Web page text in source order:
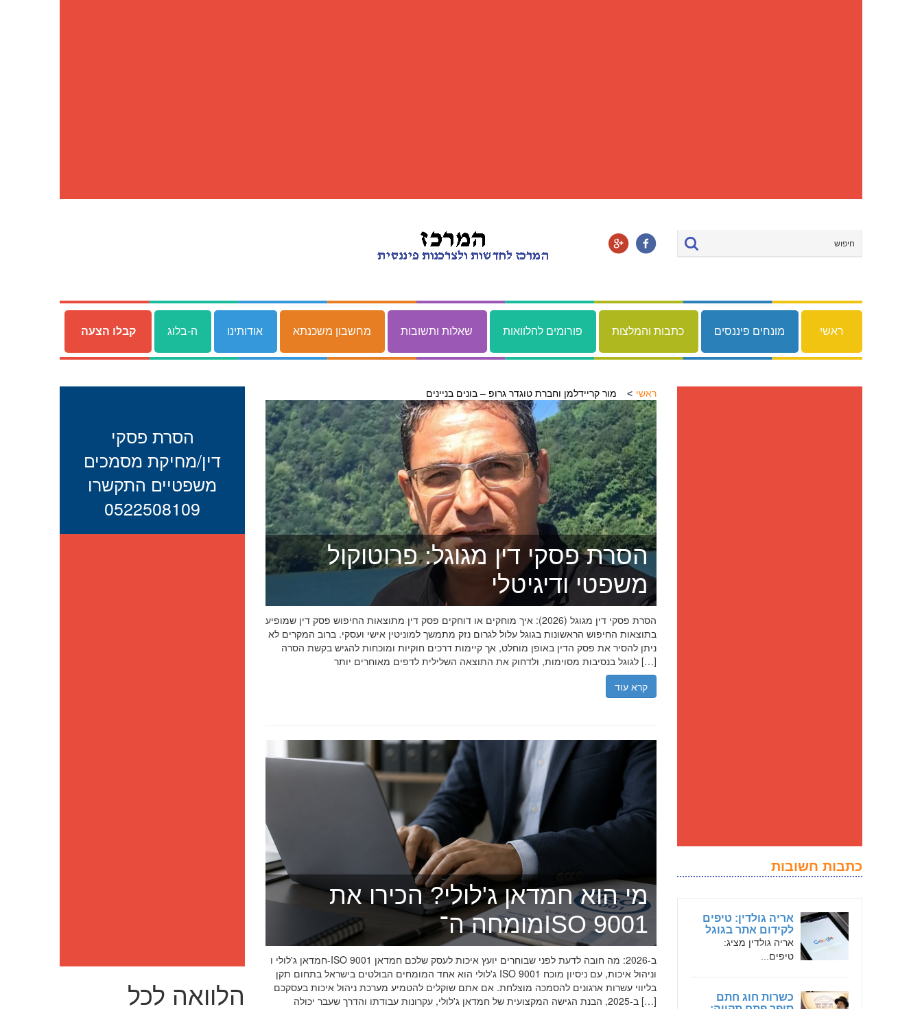
ראשי מונחים פיננסים כתבות והמלצות פורומים להלוואות שאלות ותשובות מחשבון משכנתא אודותינו ה-בלוג קבלו הצעה
כתבות חשובות
אריה גולדין: טיפים
לקידום אתר בגוגל
אריה גולדין מציג:
טיפים...
כשרות חוג חתם
ראשי מור קריידלמן וחברת טוגדר גרופ – בונים בניינים
הסרת פסקי דין מגוגל: פרוטוקול
משפטי ודיגיטלי
הסרת פסקי דין מגוגל (2026): איך מוחקים או דוחקים פסק דין מתוצאות החיפוש פסק דין שמופיע
בתוצאות החיפוש הראשונות בגוגל עלול לגרום נזק מתמשך למוניטין אישי ועסקי. ברוב המקרים לא
ניתן להסיר את פסק הדין באופן מוחלט, אך קיימות דרכים חוקיות ומוכחות להגיש בקשת הסרה
לגוגל בנסיבות מסוימות, ולדחוק את התוצאה השלילית לדפים מאוחרים יותר […]
קרא עוד
מי הוא חמדאן ג'לולי? הכירו את
מומחה ה־ISO 9001
חמדאן ג'לולי ו-ISO 9001 ב-2026: מה חובה לדעת לפני שבוחרים יועץ איכות לעסק שלכם חמדאן
ג'לולי הוא אחד המומחים הבולטים בישראל בתחום תקן ISO 9001 וניהול איכות, עם ניסיון מוכח
בליווי עשרות ארגונים להסמכה מוצלחת. אם אתם שוקלים להטמיע מערכת ניהול איכות בעסקכם
ב-2025, הבנת הגישה המקצועית של חמדאן ג'לולי, עקרונות עבודתו והדרך שעבר יכולה […]
הסרת פסקי
דין/מחיקת מסמכים
משפטיים התקשרו
0522508109
הלוואה לכל